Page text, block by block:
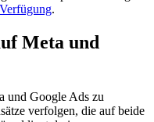
.
Meta und
und Google Ads zu
verfolgen, die auf beide